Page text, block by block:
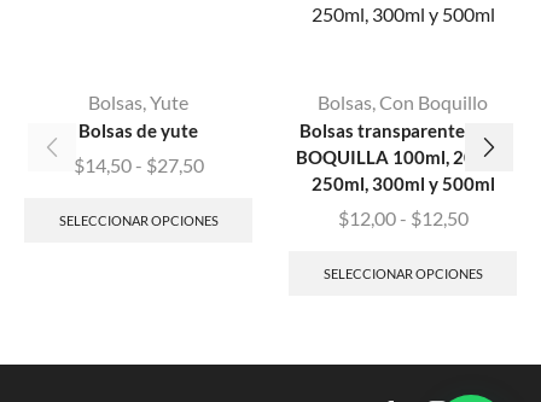
Bolsas,Yute
Bolsas de yute
$14,50 - $27,50
SELECCIONAR OPCIONES
Bolsas,Con Boquillo
Bolsas transparentes con
BOQUILLA 100ml, 200ml,
250ml, 300ml y 500ml
$12,00 - $12,50
SELECCIONAR OPCIONES